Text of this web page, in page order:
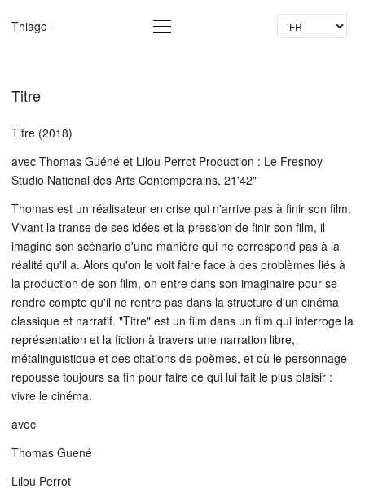
Thiago
Titre
Titre (2018)
avec Thomas Guéné et Lilou Perrot Production : Le Fresnoy
Studio National des Arts Contemporains. 21'42"
Thomas est un réalisateur en crise qui n'arrive pas à finir son film.
Vivant la transe de ses idées et la pression de finir son film, il
imagine son scénario d'une manière qui ne correspond pas à la
réalité qu'il a. Alors qu'on le voit faire face à des problèmes liés à
la production de son film, on entre dans son imaginaire pour se
rendre compte qu'il ne rentre pas dans la structure d'un cinéma
classique et narratif. "Titre" est un film dans un film qui interroge la
représentation et la fiction à travers une narration libre,
métalinguistique et des citations de poèmes, et où le personnage
repousse toujours sa fin pour faire ce qui lui fait le plus plaisir :
vivre le cinéma.
avec
Thomas Guené
Lilou Perrot